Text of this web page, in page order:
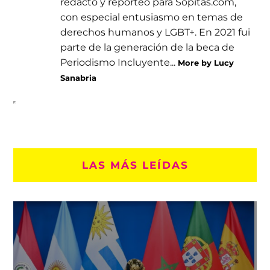
con especial entusiasmo en temas de
derechos humanos y LGBT+. En 2021 fui
parte de la generación de la beca de
Periodismo Incluyente... More by Lucy
Sanabria
LAS MÁS LEÍDAS